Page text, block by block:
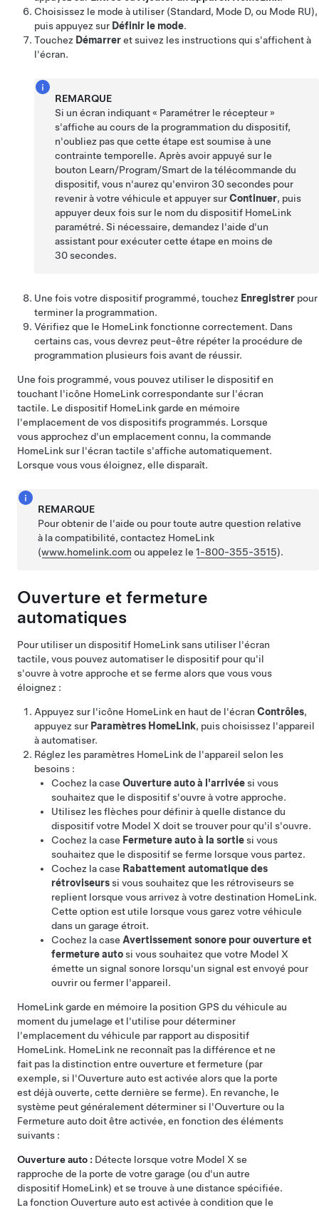
Choisissez le mode à utiliser (Standard, Mode D, ou Mode RU),
puis appuyez sur Définir le mode.
Touchez Démarreret suivez les instructions qui s'affichent à
l'écran.
REMARQUE
Si un écran indiquant « Paramétrer le récepteur »
s'affiche au cours de la programmation du dispositif,
n'oubliez pas que cette étape est soumise à une
contrainte temporelle. Après avoir appuyé sur le
bouton Learn/Program/Smart de la télécommande du
dispositif, vous n'aurez qu'environ 30 secondes pour
revenir à votre véhicule et appuyer surContinuer, puis
appuyer deux fois sur le nom du dispositif HomeLink
paramétré. Si nécessaire, demandez l'aide d'un
assistant pour exécuter cette étape en moins de
30 secondes.
Une fois votre dispositif programmé, touchez Enregistrer pour
terminer la programmation.
Vérifiez que le HomeLink fonctionne correctement. Dans
certains cas, vous devrez peut-être répéter la procédure de
programmation plusieurs fois avant de réussir.
Une fois programmé, vous pouvez utiliser le dispositif en
touchant l'icône HomeLink correspondante sur l'écran
tactile. Le dispositif HomeLink garde en mémoire
l'emplacement de vos dispositifs programmés. Lorsque
vous approchez d'un emplacement connu, la commande
HomeLink sur l'écran tactile s'affiche automatiquement.
Lorsque vous vous éloignez, elle disparaît.
REMARQUE
Pour obtenir de l'aide ou pour toute autre question relative
à la compatibilité, contactez HomeLink
(www.homelink.com ou appelez le1-800-355-3515).
Ouverture et fermeture
automatiques
Pour utiliser un dispositif HomeLink sans utiliser l'écran
tactile, vous pouvez automatiser le dispositif pour qu'il
s'ouvre à votre approche et se ferme alors que vous vous
éloignez :
Appuyez sur l'icône HomeLink en haut de l'écran Contrôles,
appuyez sur Paramètres HomeLink, puis choisissez l'appareil
à automatiser.
Réglez les paramètres HomeLink de l'appareil selon les
besoins :
Cochez la case Ouverture auto à l'arrivéesi vous
souhaitez que le dispositif s'ouvre à votre approche.
Utilisez les flèches pour définir à quelle distance du
dispositif votre Model X doit se trouver pour qu'il s'ouvre.
Cochez la case Fermeture auto à la sortiesi vous
souhaitez que le dispositif se ferme lorsque vous partez.
Cochez la case Rabattement automatique des
rétroviseurssi vous souhaitez que les rétroviseurs se
replient lorsque vous arrivez à votre destination HomeLink.
Cette option est utile lorsque vous garez votre véhicule
dans un garage étroit.
Cochez la case Avertissement sonore pour ouverture et
fermeture autosi vous souhaitez que votre Model X
émette un signal sonore lorsqu'un signal est envoyé pour
ouvrir ou fermer l'appareil.
HomeLink garde en mémoire la position GPS du véhicule au
moment du jumelage et l'utilise pour déterminer
l'emplacement du véhicule par rapport au dispositif
HomeLink. HomeLink ne reconnaît pas la différence et ne
fait pas la distinction entre ouverture et fermeture (par
exemple, si l'Ouverture auto est activée alors que la porte
est déjà ouverte, cette dernière se ferme). En revanche, le
système peut généralement déterminer si l'Ouverture ou la
Fermeture auto doit être activée, en fonction des éléments
suivants :
Ouverture auto : Détecte lorsque votre Model X se
rapproche de la porte de votre garage (ou d'un autre
dispositif HomeLink) et se trouve à une distance spécifiée.
La fonction Ouverture auto est activée à condition que le